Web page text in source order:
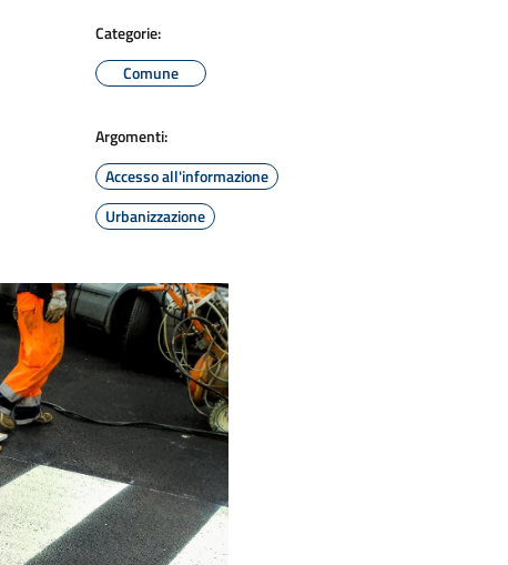
Categorie:
Comune
Argomenti:
Accesso all'informazione
Urbanizzazione